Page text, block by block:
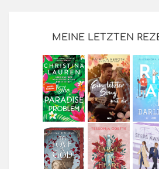
MEINE LETZTEN